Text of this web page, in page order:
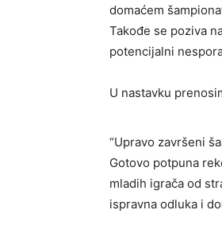
domaćem
Takođe se poziva
potencijalni
U nastavku
“Upravo završeni
Gotovo potpuna
mladih igrača od
ispravna odluka i